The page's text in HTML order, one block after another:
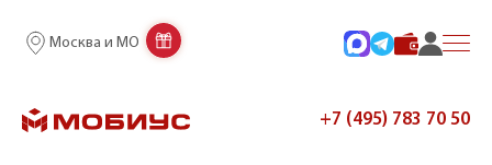
Москва и МО
+7 (495) 783 70 50